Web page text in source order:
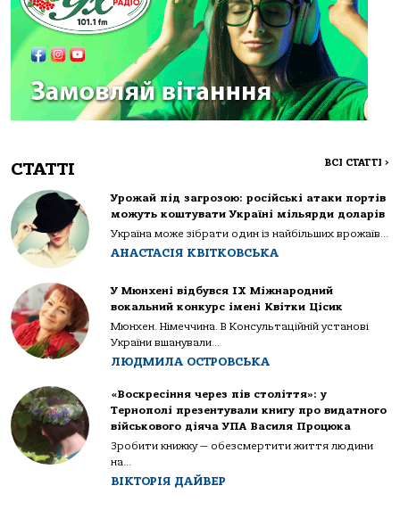
СТАТТІ ВСІ СТАТТІ >
Урожай під загрозою: російські атаки портів
можуть коштувати Україні мільярди доларів
Україна може зібрати один із найбільших врожаїв...
АНАСТАСІЯ КВІТКОВСЬКА
У Мюнхені відбувся IX Міжнародний
вокальний конкурс імені Квітки Цісик
Мюнхен. Німеччина. В Консультаційній установі
України вшанували...
ЛЮДМИЛА ОСТРОВСЬКА
«Воскресіння через пів століття»: у
Тернополі презентували книгу про видатного
військового діяча УПА Василя Процюка
Зробити книжку — обезсмертити життя людини
на...
ВІКТОРІЯ ДАЙВЕР